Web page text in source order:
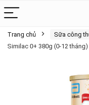
Trang chủ Sữa công
Similac 0+ 380g (0-12 tháng)